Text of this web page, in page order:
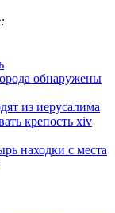
обнаружены
из иерусалима
крепость xiv
находки с места